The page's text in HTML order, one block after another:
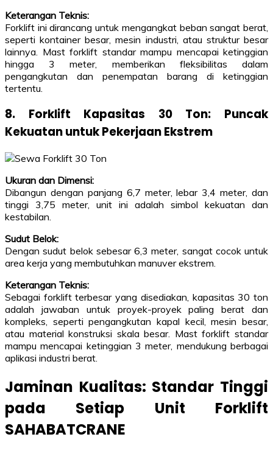
Keterangan Teknis:
Forklift ini dirancang untuk mengangkat beban sangat berat,
seperti kontainer besar, mesin industri, atau struktur besar
lainnya. Mast forklift standar mampu mencapai ketinggian
hingga 3 meter, memberikan fleksibilitas dalam
pengangkutan dan penempatan barang di ketinggian
tertentu.
8. Forklift Kapasitas 30 Ton: Puncak
Kekuatan untuk Pekerjaan Ekstrem
Ukuran dan Dimensi:
Dibangun dengan panjang 6,7 meter, lebar 3,4 meter, dan
tinggi 3,75 meter, unit ini adalah simbol kekuatan dan
kestabilan.
Sudut Belok:
Dengan sudut belok sebesar 6,3 meter, sangat cocok untuk
area kerja yang membutuhkan manuver ekstrem.
Keterangan Teknis:
Sebagai forklift terbesar yang disediakan, kapasitas 30 ton
adalah jawaban untuk proyek-proyek paling berat dan
kompleks, seperti pengangkutan kapal kecil, mesin besar,
atau material konstruksi skala besar. Mast forklift standar
mampu mencapai ketinggian 3 meter, mendukung berbagai
aplikasi industri berat.
Jaminan Kualitas: Standar Tinggi
pada Setiap Unit Forklift
SAHABATCRANE